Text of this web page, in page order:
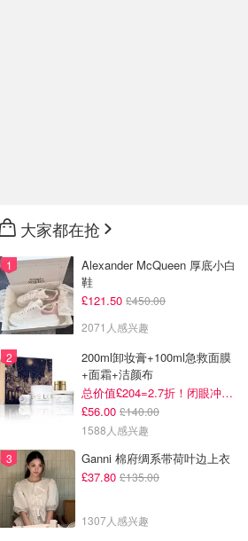
大家都在抢
Alexander McQueen 厚底小白
鞋
£121.50 £450.00
2071人感兴趣
200ml卸妆膏+100ml急救面膜
+面霜+洁颜布
总价值£204=2.7折！闭眼冲这套！
£56.00 £140.00
1588人感兴趣
Ganni 棉府绸系带荷叶边上衣
£37.80 £135.00
1307人感兴趣